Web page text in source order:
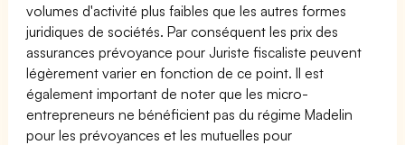
volumes d'activité plus faibles que les autres formes
juridiques de sociétés. Par conséquent les prix des
assurances prévoyance pour Juriste fiscaliste peuvent
légèrement varier en fonction de ce point. Il est
également important de noter que les micro-
entrepreneurs ne bénéficient pas du régime Madelin
pour les prévoyances et les mutuelles pour